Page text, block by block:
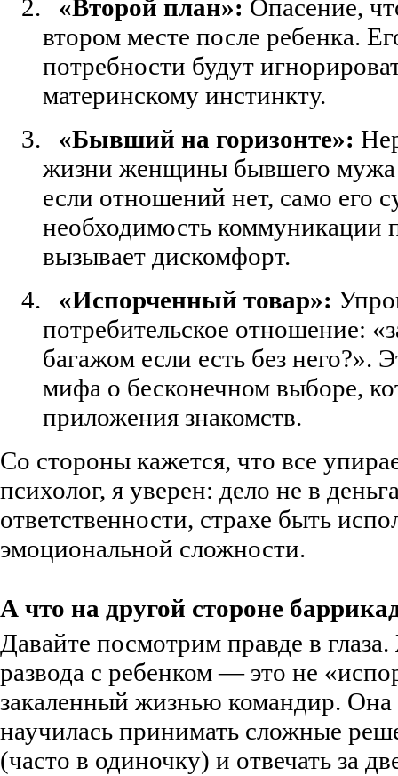
2. «Второй план»: Опасение,
втором месте после ребенка.
потребности будут
материнскому инстинкту.
3.
«Бывший на горизонте»:
жизни женщины бывшего
если отношений нет, само его
необходимость коммуникации
вызывает дискомфорт.
4.
«Испорченный товар»:
потребительское отношение:
багажом если есть без него?».
мифа о бесконечном выборе,
приложения знакомств.
Со стороны кажется, что все
психолог, я уверен: дело не в
ответственности, страхе быть
эмоциональной сложности.
А что на другой стороне
Давайте посмотрим правде в
развода с ребенком — это не
закаленный жизнью командир. Она
научилась принимать сложные
(часто в одиночку) и отвечать за